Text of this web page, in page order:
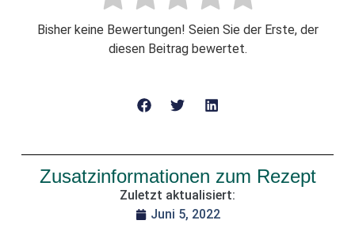
Bisher keine Bewertungen! Seien Sie der Erste, der
diesen Beitrag bewertet.
Zusatzinformationen zum Rezept
Zuletzt aktualisiert:
Juni 5, 2022